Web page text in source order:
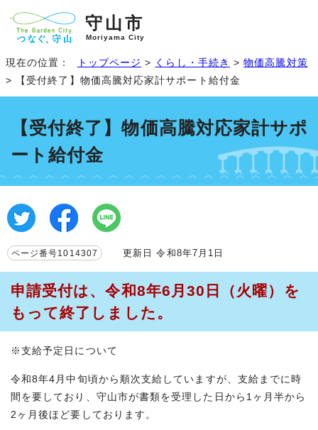
守山市
Moriyama City
現在の位置： トップページ > くらし・手続き >物価高騰対策
> 【受付終了】物価高騰対応家計サポート給付金
【受付終了】物価高騰対応家計サポ
ート給付金
ページ番号1014307 更新日 令和8年7月1日
申請受付は、令和8年6月30日（火曜）を
もって終了しました。
※支給予定日について
令和8年4月中旬頃から順次支給していますが、支給までに時
間を要しており、守山市が書類を受理した日から1ヶ月半から
2ヶ月後ほど要しております。